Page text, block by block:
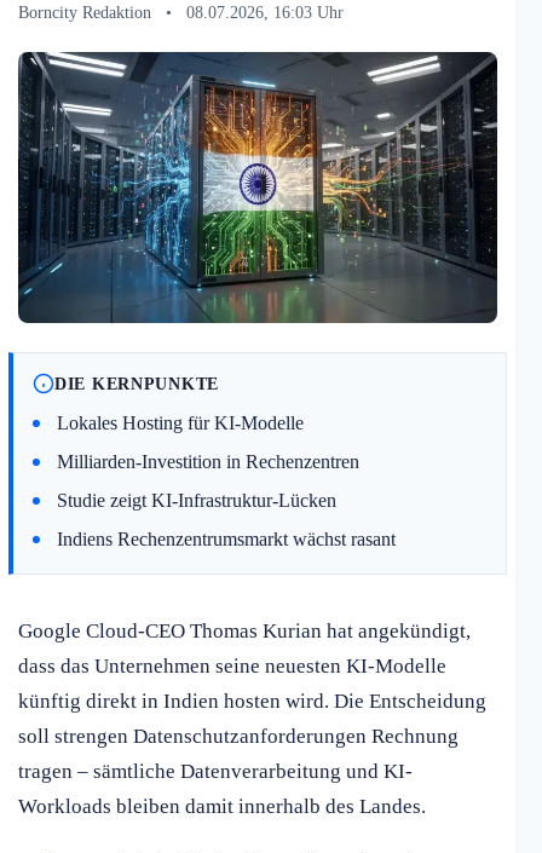
Borncity Redaktion • 08.07.2026, 16:03 Uhr
DIE KERNPUNKTE
Lokales Hosting für KI-Modelle
Milliarden-Investition in Rechenzentren
Studie zeigt KI-Infrastruktur-Lücken
Indiens Rechenzentrumsmarkt wächst rasant
Google Cloud-CEO Thomas Kurian hat angekündigt,
dass das Unternehmen seine neuesten KI-Modelle
künftig direkt in Indien hosten wird. Die Entscheidung
soll strengen Datenschutzanforderungen Rechnung
tragen – sämtliche Datenverarbeitung und KI-
Workloads bleiben damit innerhalb des Landes.